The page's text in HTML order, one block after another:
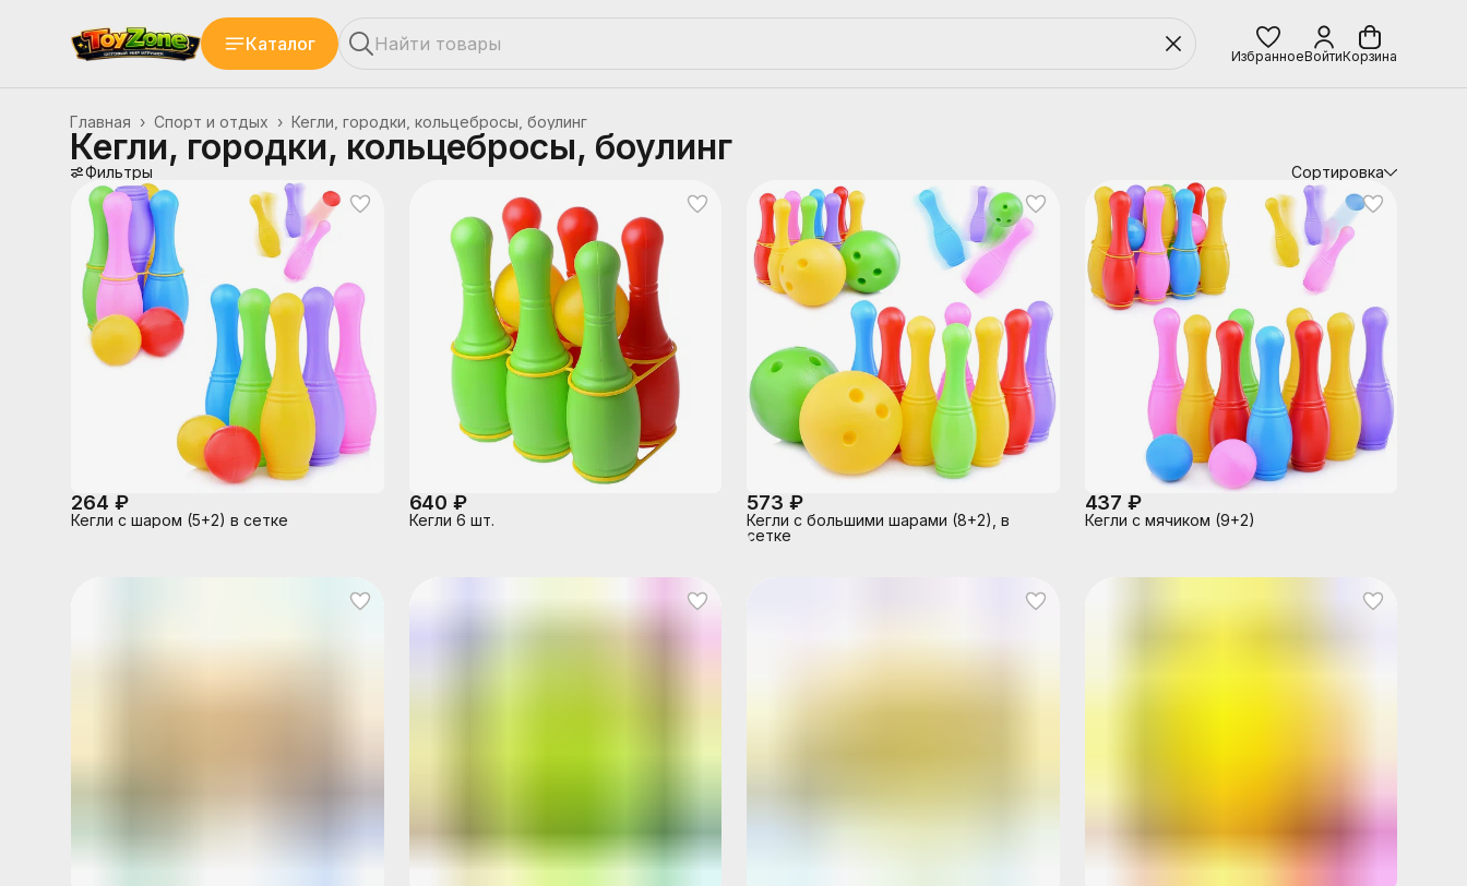
Каталог
ИзбранноеВойтиКорзина
Кегли, городки, кольцебросы, боулинг
Спорт и отдых ›
Главная ›
Кегли, городки, кольцебросы, боулинг
Фильтры Сортировка
264 ₽
Кегли с шаром (5+2) в сетке
640 ₽
Кегли 6 шт.
573 ₽
Кегли с большими шарами (8+2), в
сетке
437 ₽
Кегли с мячиком (9+2)